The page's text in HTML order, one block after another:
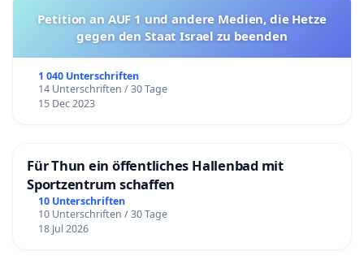
Petition an AUF 1 und andere Medien, die Hetze
gegen den Staat Israel zu beenden
1 040 Unterschriften
14 Unterschriften / 30 Tage
15 Dec 2023
Für Thun ein öffentliches Hallenbad mit
Sportzentrum schaffen
10 Unterschriften
10 Unterschriften / 30 Tage
18 Jul 2026